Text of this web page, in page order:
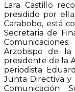
Lara Castillo
presidido por
Carabobo, está
Secretaria de
Arzobispo de la
presidente de la
periodista
Junta Directiva
Comunicación